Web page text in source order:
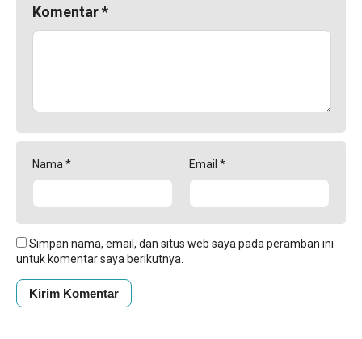
Komentar*
Nama * Email *
Simpan nama, email, dan situs web saya pada peramban ini
untuk komentar saya berikutnya.